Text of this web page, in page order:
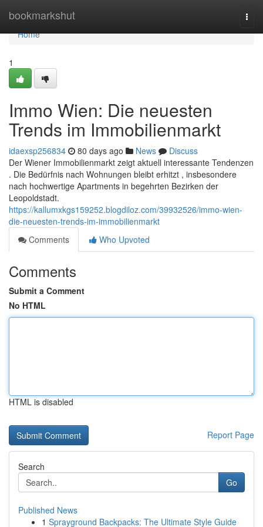
bookmarkshut
Home
Home
1
Immo Wien: Die neuesten
Trends im Immobilienmarkt
idaexsp256834 80 days ago News
Discuss
Der Wiener Immobilienmarkt zeigt aktuell interessante Tendenzen
. Die Bedürfnis nach Wohnungen bleibt erhitzt , insbesondere
nach hochwertige Apartments in begehrten Bezirken der
Leopoldstadt.
https://kallumxkgs159252.blogdiloz.com/39932526/immo-wien-
die-neuesten-trends-im-immobilienmarkt
Comments
Who Upvoted
Comments
Submit a Comment
No HTML
HTML is disabled
Report Page
Search
Go
Published News
1 Sprayground Backpacks: The Ultimate Style Guide